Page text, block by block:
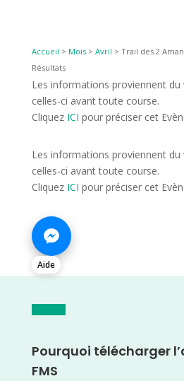
Accueil > Mois> Avril > Trail des 2
Résultats
Les informations proviennent du
celles-ci avant toute course.
Cliquez ICI pour préciser cet
Les informations proviennent du
celles-ci avant toute course.
Cliquez ICI pour préciser cet
Aide
Pourquoi télécharger
FMS